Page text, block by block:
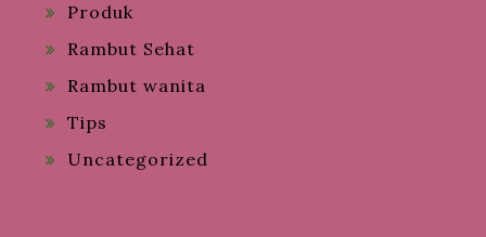
Produk
Rambut Sehat
Rambut wanita
Tips
Uncategorized